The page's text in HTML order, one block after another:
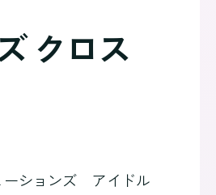
クロス
ーションズ アイドル